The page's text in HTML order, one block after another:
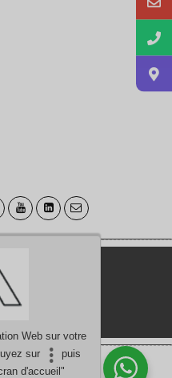
discutez avec nous
Web sur votre
sur
puis
d'accueil"